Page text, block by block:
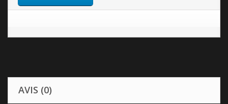
AVIS (0)